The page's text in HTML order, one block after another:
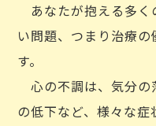
あなたが抱える多く
い問題、つまり治療
す。
心の不調は、気分の
の低下など、様々な症